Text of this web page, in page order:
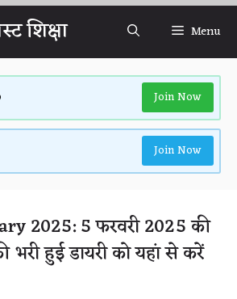
शिक्षा Menu
Join Now
Join Now
2025: 5 फरवरी 2025 की
भरी हुई डायरी को यहां से करें